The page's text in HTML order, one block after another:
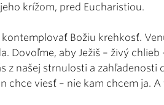
krížom, pred Eucharistiou.
Božiu krehkosť.
Dovoľme, aby Ježiš – živý chlieb
z našej strnulosti a zahľadenosti
chce viesť – nie kam chcem ja. A